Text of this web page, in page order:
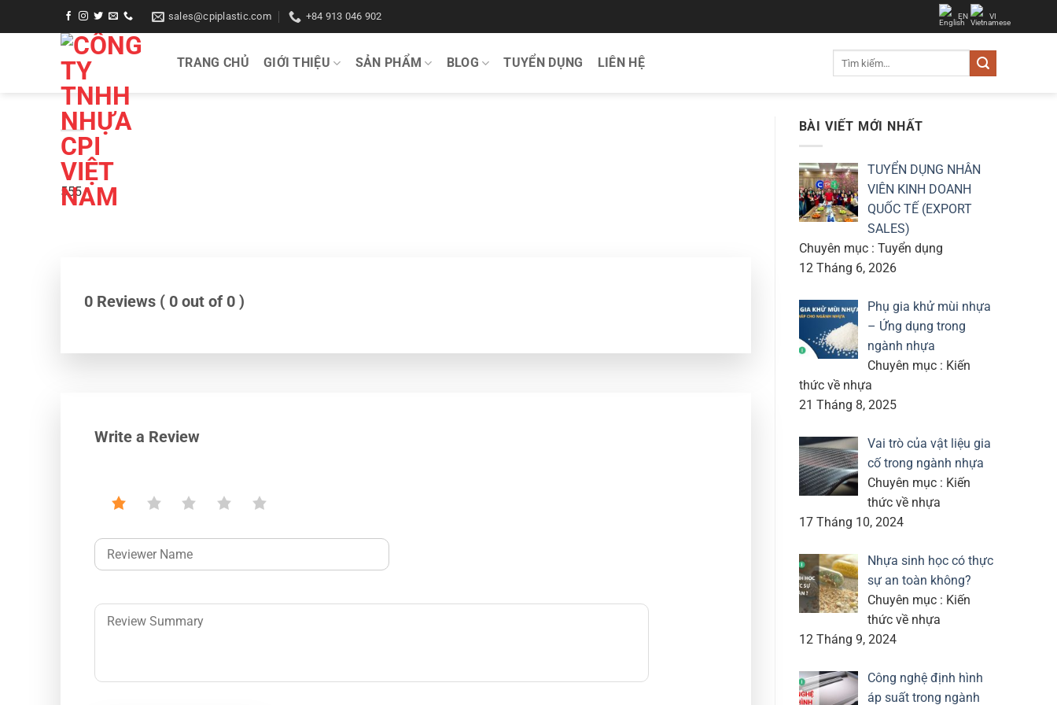
sales@cpiplastic.com +84 913 046 902 EN VI
TRANG CHỦ GIỚI THIỆU SẢN PHẨM BLOG TUYỂN DỤNG LIÊN HỆ
555
0 Reviews ( 0 out of 0 )
Write a Review
BÀI VIẾT MỚI NHẤT
TUYỂN DỤNG NHÂN
VIÊN KINH DOANH
QUỐC TẾ (EXPORT
SALES)
Chuyên mục : Tuyển dụng
12 Tháng 6, 2026
Phụ gia khử mùi nhựa
– Ứng dụng trong
ngành nhựa
Chuyên mục : Kiến
thức về nhựa
21 Tháng 8, 2025
Vai trò của vật liệu gia
cố trong ngành nhựa
Chuyên mục : Kiến
thức về nhựa
17 Tháng 10, 2024
Nhựa sinh học có thực
sự an toàn không?
Chuyên mục : Kiến
thức về nhựa
12 Tháng 9, 2024
Công nghệ định hình
áp suất trong ngành